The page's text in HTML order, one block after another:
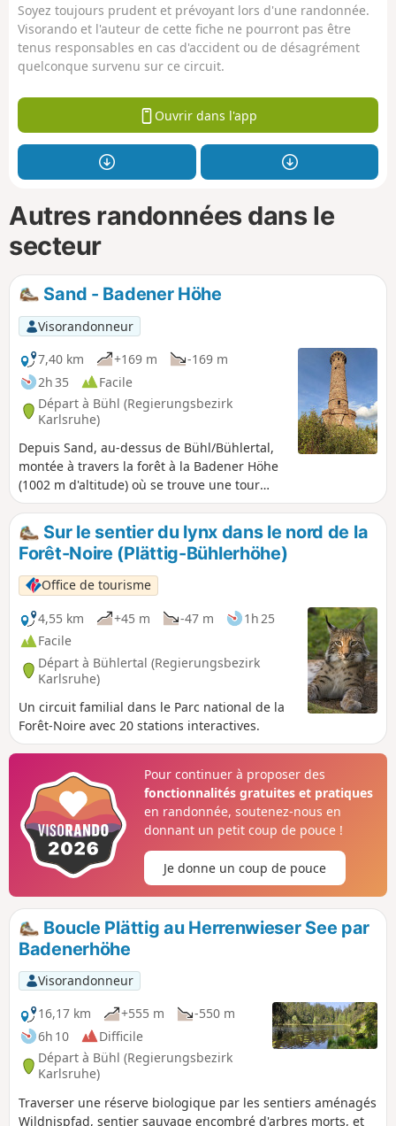
Soyez toujours prudent et prévoyant lors d'une randonnée.
Visorando et l'auteur de cette fiche ne pourront pas être
tenus responsables en cas d'accident ou de désagrément
quelconque survenu sur ce circuit.
Ouvrir dans l'app
Autres randonnées dans le
secteur
Sand - Badener Höhe
Visorandonneur
7,40 km
+169 m
-169 m
2h 35
Facile
Départ à Bühl (Regierungsbezirk
Karlsruhe)
Depuis Sand, au-dessus de Bühl/Bühlertal,
montée à travers la forêt à la Badener Höhe
(1002 m d'altitude) où se trouve une tour
d'observation. Magnifique vue sur tout le
Nord de la Forêt Noire et la plaine du Rhin.
Sur le sentier du lynx dans le nord de la
Forêt-Noire (Plättig-Bühlerhöhe)
Office de tourisme
4,55 km
+45 m -47 m
1h 25
Facile
Départ à Bühlertal (Regierungsbezirk
Karlsruhe)
Un circuit familial dans le Parc national de la
Forêt-Noire avec 20 stations interactives.
Pour continuer à proposer des
fonctionnalités gratuites et pratiques
en randonnée, soutenez-nous en
donnant un petit coup de pouce !
Je donne un coup de pouce
Boucle Plättig au Herrenwieser See par
Badenerhöhe
Visorandonneur
16,17 km
+555 m
-550 m
6h 10
Difficile
Départ à Bühl (Regierungsbezirk
Karlsruhe)
Traverser une réserve biologique par les sentiers aménagés
Wildnispfad, sentier sauvage encombré d'arbres morts, et